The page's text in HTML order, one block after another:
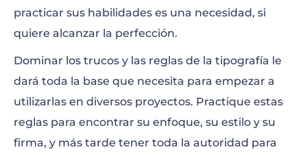
practicar sus habilidades es una necesidad, si
quiere alcanzar la perfección.
Dominar los trucos y las reglas de la tipografía le
dará toda la base que necesita para empezar a
utilizarlas en diversos proyectos. Practique estas
reglas para encontrar su enfoque, su estilo y su
firma, y más tarde tener toda la autoridad para